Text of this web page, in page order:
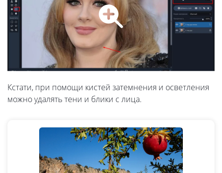
Кстати, при помощи кистей затемнения и осветления
можно удалять тени и блики с лица.